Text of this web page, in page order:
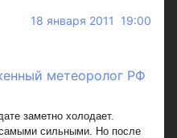
18 января 2011 19:00
метеоролог РФ
заметно холодает.
сильными. Но после